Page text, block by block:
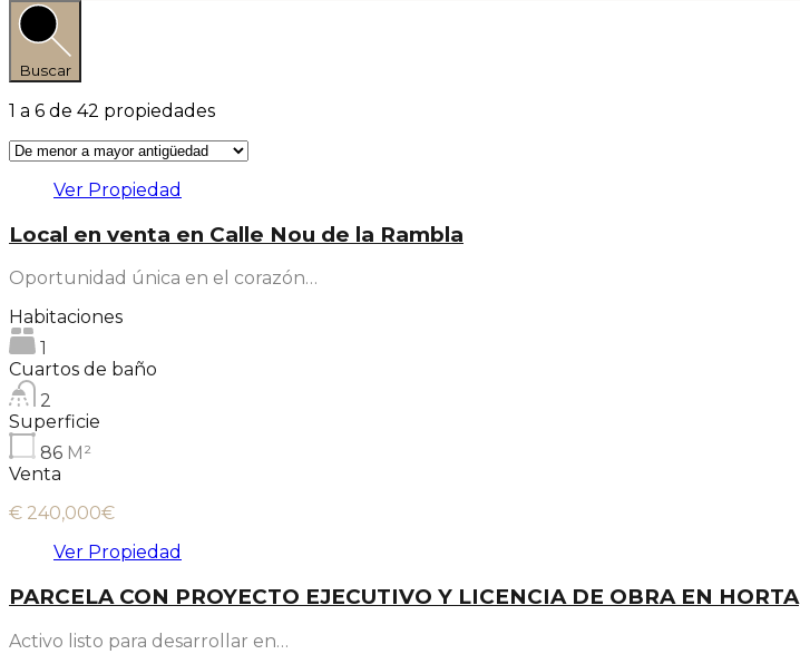
Buscar
1 a 6 de 42 propiedades
Ver Propiedad
Local en venta en Calle Nou de la Rambla
Oportunidad única en el corazón…
Habitaciones
1
Cuartos de baño
2
Superficie
86 M²
Venta
€ 240,000€
Ver Propiedad
PARCELA CON PROYECTO EJECUTIVO Y LICENCIA DE OBRA EN HORTA
Activo listo para desarrollar en…